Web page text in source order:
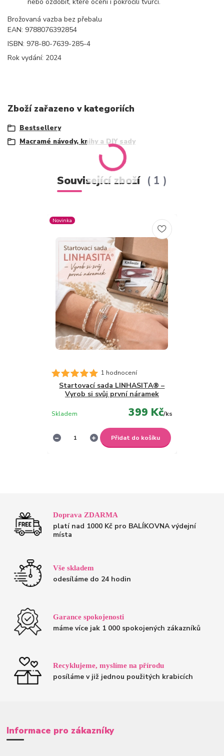
Brožovaná vazba bez přebalu
EAN: 9788076392854
ISBN: 978-80-7639-285-4
Rok vydání: 2024
Zboží zařazeno v kategoriích
Bestsellery
Macramé návody, knihy a DIY sady
Související zboží 1
Novinka
1 hodnocení
Startovací sada LINHASITA® –
Vyrob si svůj první náramek
399 Kč/ks
Skladem
Přidat do košíku
Doprava ZDARMA
platí nad 1000 Kč pro BALÍKOVNA výdejní
místa
Vše skladem
odesíláme do 24 hodin
Garance spokojenosti
máme více jak 1 000 spokojených zákazníků
Recyklujeme, myslíme na přírodu
posíláme v již jednou použitých krabicích
Informace pro zákazníky